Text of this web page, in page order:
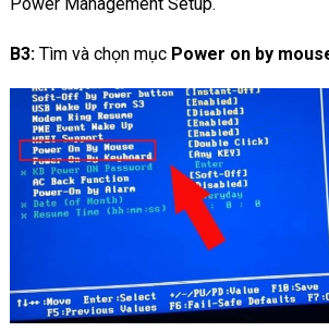
Power Management Setup.
B3:Tìm và chọn mục Power on by